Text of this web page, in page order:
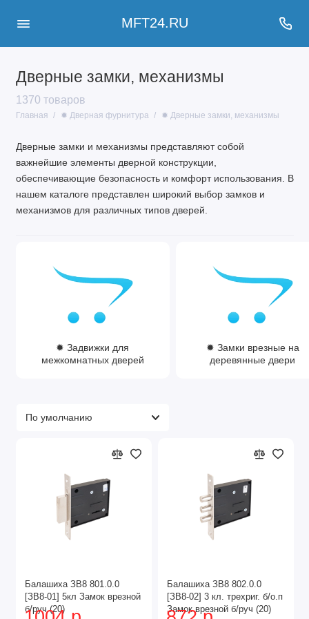
MFT24.RU
Дверные замки, механизмы
1370 товаров
Главная ✹ Дверная фурнитура ✹ Дверные замки, механизмы
Дверные замки и механизмы представляют собой
важнейшие элементы дверной конструкции,
обеспечивающие безопасность и комфорт использования. В
нашем каталоге представлен широкий выбор замков и
механизмов для различных типов дверей.
замков
Цилиндровые замки
Сувальдные замки
Электронные замки
Кодовые замки
В ассортименте представлены:
Замки-невидимки
Микролифты
Критерии выбора
Тип двери
Класс безопасности
✹ Задвижки для
межкомнатных дверей
✹ Замки врезные на
деревянные двери
Балашиха ЗВ8 801.0.0
[ЗВ8-01] 5кл Замок врезной
б/руч (20)
Балашиха ЗВ8 802.0.0
[ЗВ8-02] 3 кл. трехриг. б/о.п
Замок врезной б/руч (20)